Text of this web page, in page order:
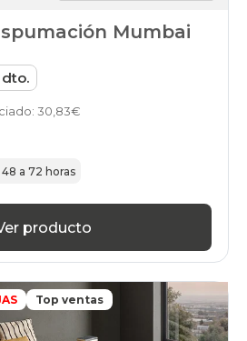
Mumbai
dto.
30,83€
a 72 horas
producto
Top ventas